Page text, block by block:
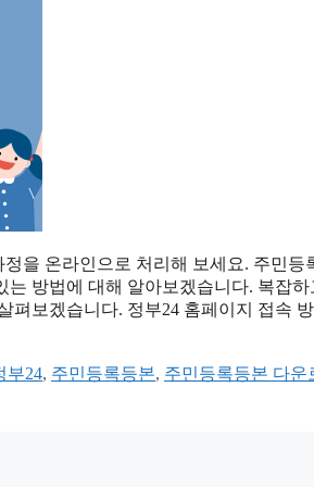
을 온라인으로 처리해 보세요. 주민등
방법에 대해 알아보겠습니다. 복잡하
펴보겠습니다. 정부24 홈페이지 접속
부24, 주민등록등본, 주민등록등본 다운